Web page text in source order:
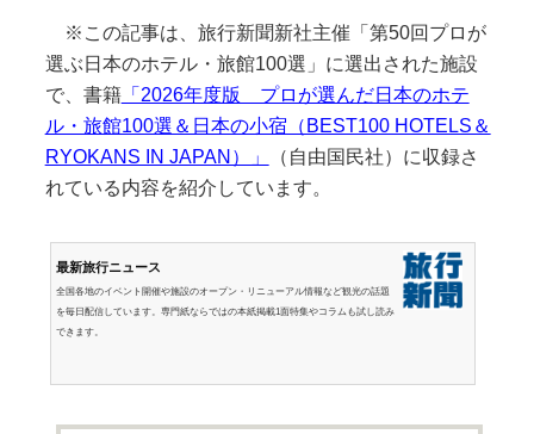
※この記事は、旅行新聞新社主催「第50回プロが
選ぶ日本のホテル・旅館100選」に選出された施設
で、書籍「2026年度版 プロが選んだ日本のホテ
ル・旅館100選＆日本の小宿（BEST100 HOTELS＆
RYOKANS IN JAPAN）」
（自由国民社）に収録さ
れている内容を紹介しています。
最新旅行ニュース
全国各地のイベント開催や施設のオープン・リニューアル情報など観光の話題
を毎日配信しています。専門紙ならではの本紙掲載1面特集やコラムも試し読み
できます。